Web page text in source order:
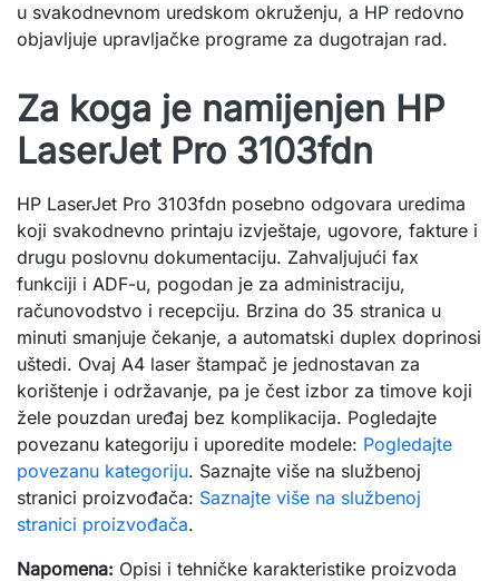
u svakodnevnom uredskom okruženju, a HP redovno
objavljuje upravljačke programe za dugotrajan rad.
Za koga je namijenjen HP
LaserJet Pro 3103fdn
HP LaserJet Pro 3103fdn posebno odgovara uredima
koji svakodnevno printaju izvještaje, ugovore, fakture i
drugu poslovnu dokumentaciju. Zahvaljujući fax
funkciji i ADF-u, pogodan je za administraciju,
računovodstvo i recepciju. Brzina do 35 stranica u
minuti smanjuje čekanje, a automatski duplex doprinosi
uštedi. Ovaj A4 laser štampač je jednostavan za
korištenje i održavanje, pa je čest izbor za timove koji
žele pouzdan uređaj bez komplikacija. Pogledajte
povezanu kategoriju i uporedite modele: Pogledajte
povezanu kategoriju. Saznajte više na službenoj
stranici proizvođača: Saznajte više na službenoj
stranici proizvođača.
Napomena: Opisi i tehničke karakteristike proizvoda